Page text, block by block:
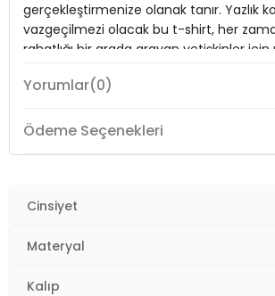
Kalıp Bilgisi: Regular Fit
gerçekleştirmenize olanak tanır. Yazlık
vazgeçilmezi olacak bu t-shirt, her zaman
rahatlığı bir arada arayan yetişkinler
Model:T Shirt
Desen:Baskılı
Mevsim:Yazlık
Materyal:
Yorumlar(0)
Ödeme Seçenekleri
Cinsiyet
Materyal
Kalıp